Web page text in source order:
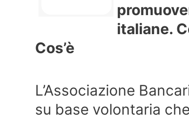
italiane.
Cos’è
L’Associazione
su base volontaria